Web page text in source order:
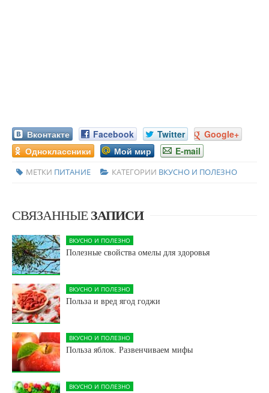
Вконтакте Facebook Twitter
Google+
Одноклассники
Мой мир E-mail
МЕТКИ ПИТАНИЕ КАТЕГОРИИ ВКУСНО И ПОЛЕЗНО
СВЯЗАННЫЕ ЗАПИСИ
ВКУСНО И ПОЛЕЗНО
Полезные свойства омелы для здоровья
ВКУСНО И ПОЛЕЗНО
Польза и вред ягод годжи
ВКУСНО И ПОЛЕЗНО
Польза яблок. Развенчиваем мифы
ВКУСНО И ПОЛЕЗНО